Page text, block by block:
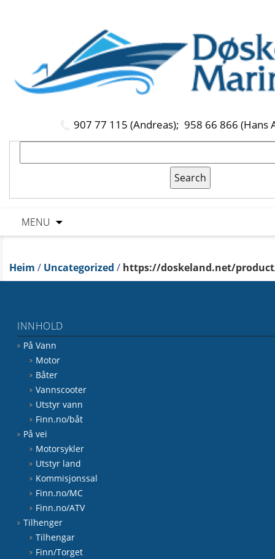
907 77 115 (Andreas); 958 66 866 (Hans
MENU
Heim / Uncategorized / https://doskeland.net/
INNHOLD
På Vann
Motor
Båter
Vannscooter
Utstyr vann
Finn.no/båt
På vei
Motorsykler
Utstyr land
Kommisjonssal
Finn.no/MC
Finn.no/ATV
Tilhenger
Tilhengar
Finn/Torget